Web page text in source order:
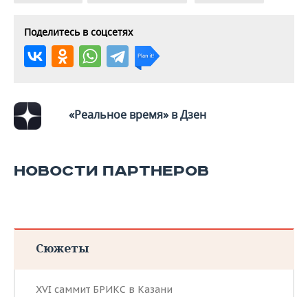
Поделитесь в соцсетях
«Реальное время» в Дзен
НОВОСТИ ПАРТНЕРОВ
Сюжеты
XVI саммит БРИКС в Казани